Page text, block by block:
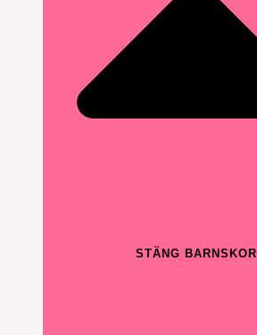
STÄNG BARNSKOR